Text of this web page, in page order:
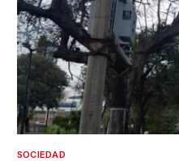
SOCIEDAD